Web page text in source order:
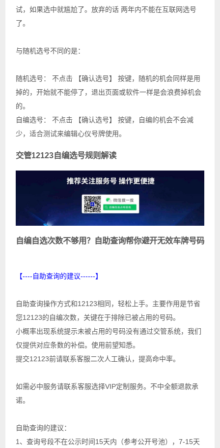
试，如果选中就尴尬了。放弃的话 两年内不能在互联网选号
了。
与随机选号不同的是：
随机选号： 不点击 【确认选号】 按键，随机的机会同样是用
掉的，开始就不能停了，退出页面或软件一样是会浪费掉机会
的。
自编选号： 不点击 【确认选号】 按键，自编的机会不会减
少，适合测试来编辑心仪号牌使用。
交管12123自编选号规则解读
自编自选次数不够用？自助查询帮你避开无效车牌号码
【----自助查询的建议------】
自助查询操作方式和12123相同，轻松上手。主要作用是节省
您12123的自编次数，关键在于排除已被占用的号码。
小概率出现系统提示未被占用的号码没有通过交管系统，我们
仅提供对应条数的补偿。使用前望知悉。
提交12123前请联系客服二次人工确认，提高命中率。
如需必中服务请联系客服选择VIP定制服务。不中全额退款承
诺。
自助查询的建议：
1、查询号段不在公示时间15天内（参考公开号池），7-15天